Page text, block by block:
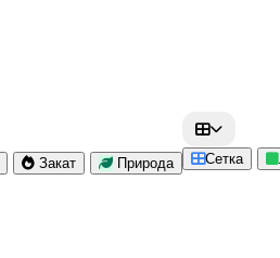
Закат Природа Сетка